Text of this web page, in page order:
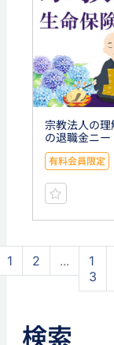
宗教法人の
の退職金ニー
有料会員限定
1 2 ...
1
3
検索